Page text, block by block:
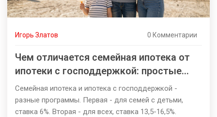
Игорь Златов 0 Комментарии
Чем отличается семейная ипотека от
ипотеки с господдержкой: простые
отличия и что выбрать
Семейная ипотека и ипотека с господдержкой -
разные программы. Первая - для семей с детьми,
ставка 6%. Вторая - для всех, ставка 13,5-16,5%.